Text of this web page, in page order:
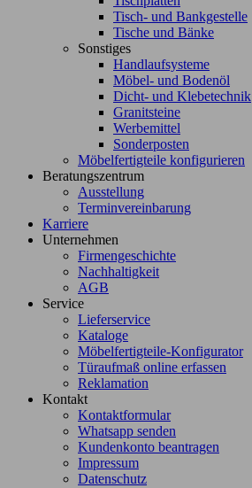
Tisch- und Bankgestelle
Tische und Bänke
Sonstiges
Handlaufsysteme
Möbel- und Bodenöl
Dicht- und Klebetechnik
Granitsteine
Werbemittel
Sonderposten
Möbelfertigteile konfigurieren
Beratungszentrum
Ausstellung
Terminvereinbarung
Karriere
Unternehmen
Firmengeschichte
Nachhaltigkeit
AGB
Service
Lieferservice
Kataloge
Möbelfertigteile-Konfigurator
Türaufmaß online erfassen
Reklamation
Kontakt
Kontaktformular
Whatsapp senden
Kundenkonto beantragen
Impressum
Datenschutz